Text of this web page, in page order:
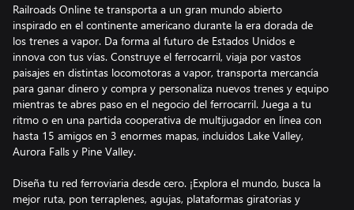
Railroads Online te transporta a un gran mundo abierto
inspirado en el continente americano durante la era dorada de
los trenes a vapor. Da forma al futuro de Estados Unidos e
innova con tus vías. Construye el ferrocarril, viaja por vastos
paisajes en distintas locomotoras a vapor, transporta mercancía
para ganar dinero y compra y personaliza nuevos trenes y equipo
mientras te abres paso en el negocio del ferrocarril. Juega a tu
ritmo o en una partida cooperativa de multijugador en línea con
hasta 15 amigos en 3 enormes mapas, incluidos Lake Valley,
Aurora Falls y Pine Valley.
Diseña tu red ferroviaria desde cero. ¡Explora el mundo, busca la
mejor ruta, pon terraplenes, agujas, plataformas giratorias y